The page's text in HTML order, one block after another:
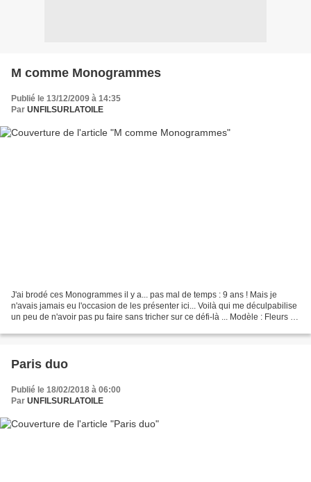
M comme Monogrammes
Publié le 13/12/2009 à 14:35
Par UNFILSURLATOILE
J'ai brodé ces Monogrammes il y a... pas mal de temps : 9 ans ! Mais je
n'avais jamais eu l'occasion de les présenter ici... Voilà qui me déculpabilise
un peu de n'avoir pas pu faire sans tricher sur ce défi-là ... Modèle : Fleurs et
Paris duo
Publié le 18/02/2018 à 06:00
Par UNFILSURLATOILE